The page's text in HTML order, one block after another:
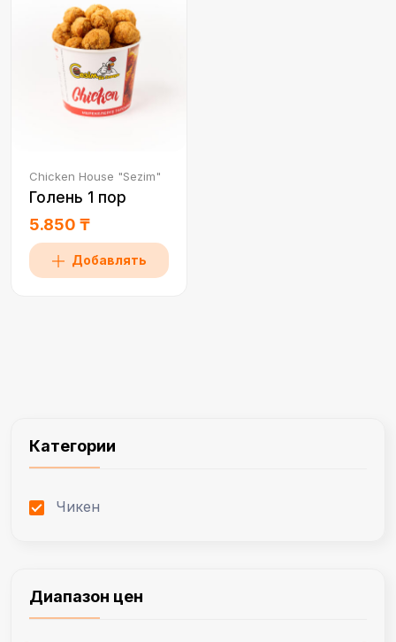
Категории
Чикен
Диапазон цен
Chicken House "Sezim"
Голень 1 пор
5.850 ₸
Добавлять